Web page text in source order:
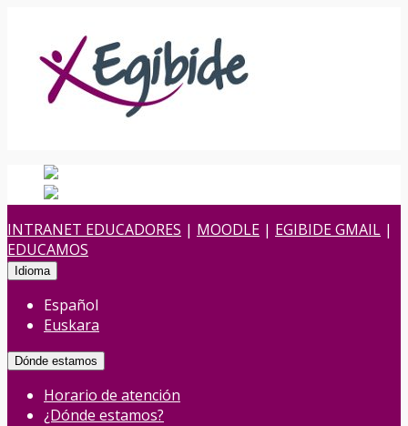
INTRANET EDUCADORES | MOODLE | EGIBIDE GMAIL |
EDUCAMOS
Idioma
Español
Euskara
Dónde estamos
Horario de atención
¿Dónde estamos?